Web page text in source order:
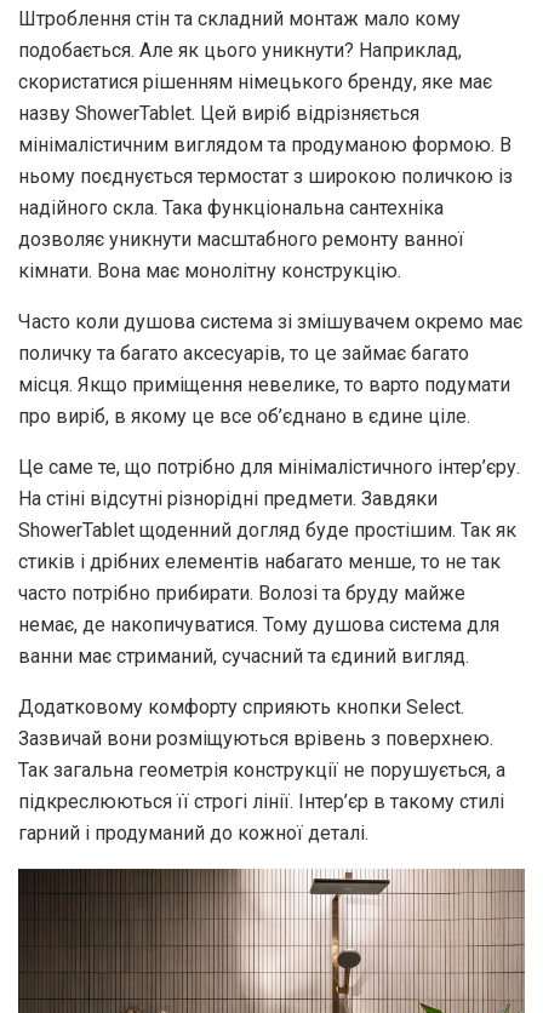
Штроблення стін та складний монтаж мало кому
подобається. Але як цього уникнути? Наприклад,
скористатися рішенням німецького бренду, яке має
назву ShowerTablet. Цей виріб відрізняється
мінімалістичним виглядом та продуманою формою. В
ньому поєднується термостат з широкою поличкою із
надійного скла. Така функціональна сантехніка
дозволяє уникнути масштабного ремонту ванної
кімнати. Вона має монолітну конструкцію.
Часто коли душова система зі змішувачем окремо має
поличку та багато аксесуарів, то це займає багато
місця. Якщо приміщення невелике, то варто подумати
про виріб, в якому це все об’єднано в єдине ціле.
Це саме те, що потрібно для мінімалістичного інтер’єру.
На стіні відсутні різнорідні предмети. Завдяки
ShowerTablet щоденний догляд буде простішим. Так як
стиків і дрібних елементів набагато менше, то не так
часто потрібно прибирати. Волозі та бруду майже
немає, де накопичуватися. Тому душова система для
ванни має стриманий, сучасний та єдиний вигляд.
Додатковому комфорту сприяють кнопки Select.
Зазвичай вони розміщуються врівень з поверхнею.
Так загальна геометрія конструкції не порушується, а
підкреслюються її строгі лінії. Інтер’єр в такому стилі
гарний і продуманий до кожної деталі.